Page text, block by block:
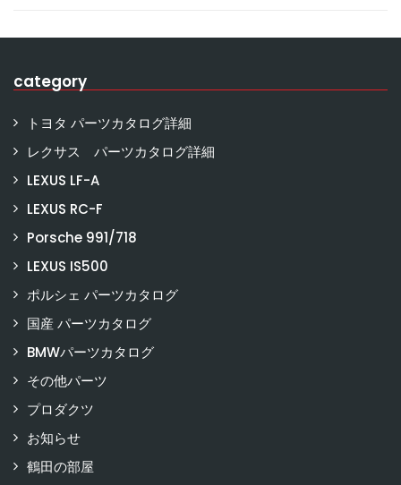
category
トヨタ パーツカタログ詳細
レクサス パーツカタログ詳細
LEXUS LF-A
LEXUS RC-F
Porsche 991/718
LEXUS IS500
ポルシェ パーツカタログ
国産 パーツカタログ
BMWパーツカタログ
その他パーツ
プロダクツ
お知らせ
鶴田の部屋